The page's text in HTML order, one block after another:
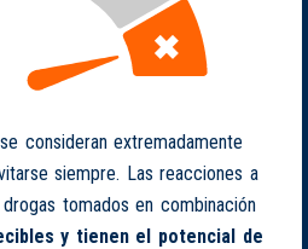
consideran extremadamente
siempre. Las reacciones a
tomados en combinación
y tienen el potencial de